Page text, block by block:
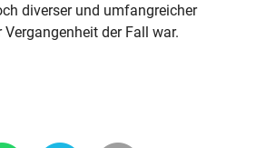
diverser und umfangreicher
der Fall war.